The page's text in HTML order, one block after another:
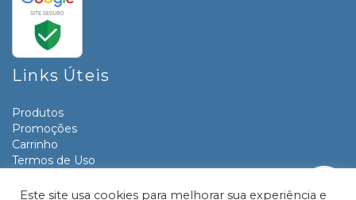
Links Úteis
Produtos
Promoções
Carrinho
Termos de Uso
Contato
Este site usa cookies para melhorar sua experiência e